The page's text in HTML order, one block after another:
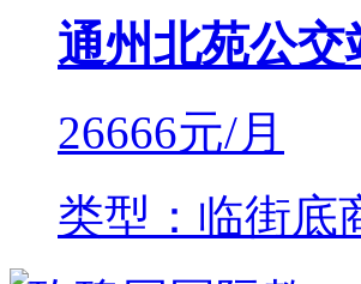
通州北苑公
26666元/月
类型：临街底